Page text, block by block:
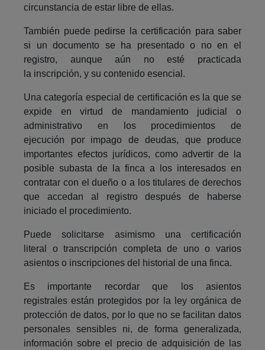
circunstancia de estar libre de ellas.
También puede pedirse la certificación para saber
si un documento se ha presentado o no en el
registro, aunque aún no esté practicada
la inscripción, y su contenido esencial.
Una categoría especial de certificación es la que se
expide en virtud de mandamiento judicial o
administrativo en los procedimientos de
ejecución por impago de deudas, que produce
importantes efectos jurídicos, como advertir de la
posible subasta de la finca a los interesados en
contratar con el dueño o a los titulares de derechos
que accedan al registro después de haberse
iniciado el procedimiento.
Puede solicitarse asimismo una certificación
literal o transcripción completa de uno o varios
asientos o inscripciones del historial de una finca.
Es importante recordar que los asientos
registrales están protegidos por la ley orgánica de
protección de datos, por lo que no se facilitan datos
personales sensibles ni, de forma generalizada,
información sobre el precio de adquisición de las